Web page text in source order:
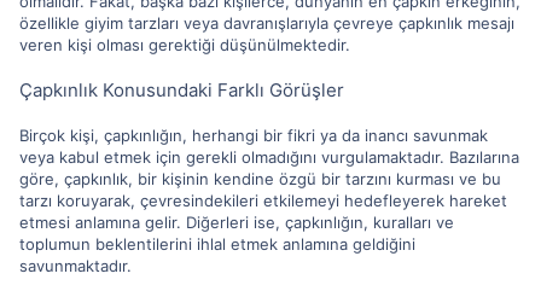
özellikle giyim tarzları veya davranışlarıyla çevreye çapkınlık mesajı
veren kişi olması gerektiği düşünülmektedir.
Çapkınlık Konusundaki Farklı Görüşler
Birçok kişi, çapkınlığın, herhangi bir fikri ya da inancı savunmak
veya kabul etmek için gerekli olmadığını vurgulamaktadır. Bazılarına
göre, çapkınlık, bir kişinin kendine özgü bir tarzını kurması ve bu
tarzı koruyarak, çevresindekileri etkilemeyi hedefleyerek hareket
etmesi anlamına gelir. Diğerleri ise, çapkınlığın, kuralları ve
toplumun beklentilerini ihlal etmek anlamına geldiğini
savunmaktadır.